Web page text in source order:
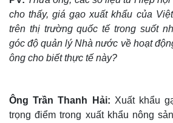
cho thấy, giá gạo xuất khẩu của
trên thị trường quốc tế trong suốt
góc độ quản lý Nhà nước về hoạt
ông cho biết thực tế này?
Ông Trần Thanh Hải: Xuất khẩu
trọng điểm trong xuất khẩu nông